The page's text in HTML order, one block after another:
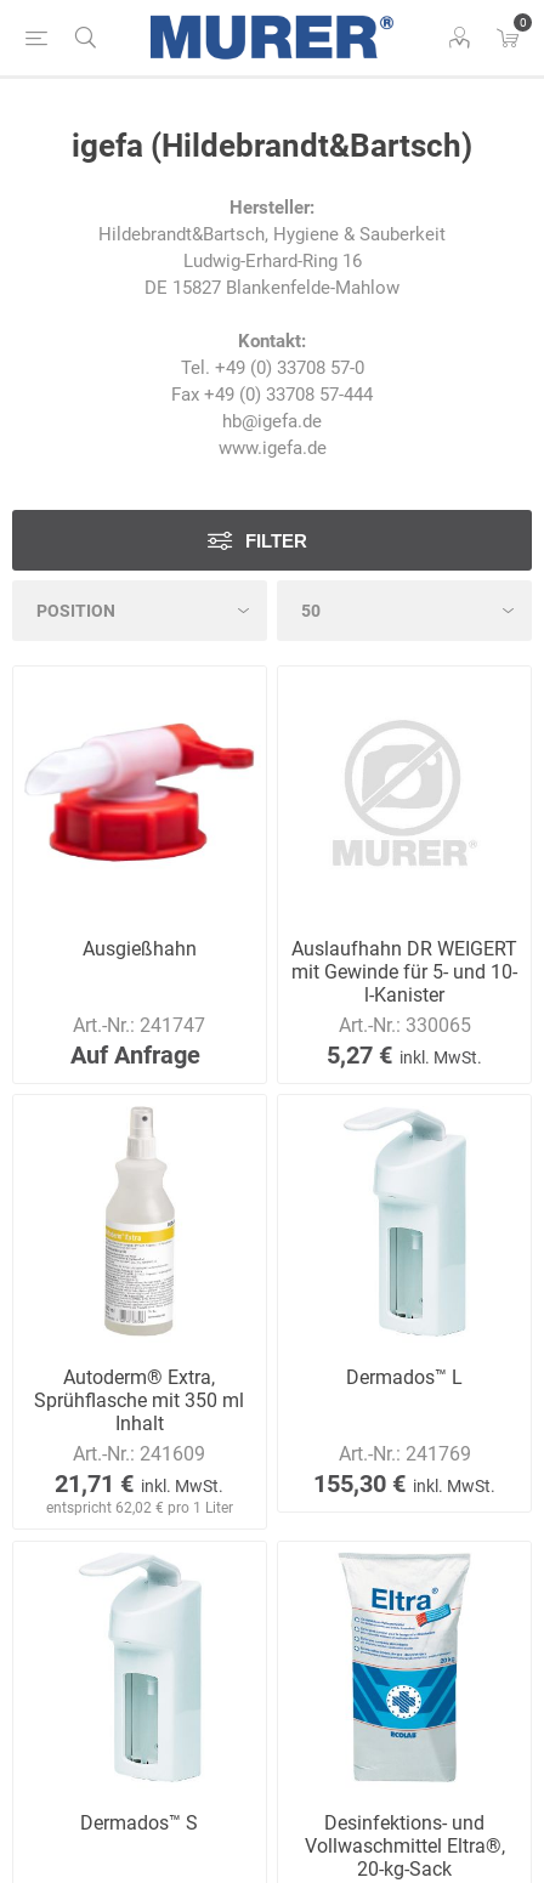
0
igefa (Hildebrandt&Bartsch)
Hersteller:
Hildebrandt&Bartsch, Hygiene & Sauberkeit
Ludwig-Erhard-Ring 16
DE 15827 Blankenfelde-Mahlow
Kontakt:
Tel. +49 (0) 33708 57-0
Fax +49 (0) 33708 57-444
hb@igefa.de
www.igefa.de
FILTER
Ausgießhahn
Art.-Nr.: 241747
Auf Anfrage
Auslaufhahn DR WEIGERT
mit Gewinde für 5- und 10-
l-Kanister
Art.-Nr.: 330065
5,27 € inkl. MwSt.
Autoderm® Extra,
Sprühflasche mit 350 ml
Inhalt
Art.-Nr.: 241609
21,71 € inkl. MwSt.
entspricht 62,02 € pro 1 Liter
Dermados™ L
Art.-Nr.: 241769
155,30 € inkl. MwSt.
Dermados™ S
Desinfektions- und
Vollwaschmittel Eltra®,
20-kg-Sack